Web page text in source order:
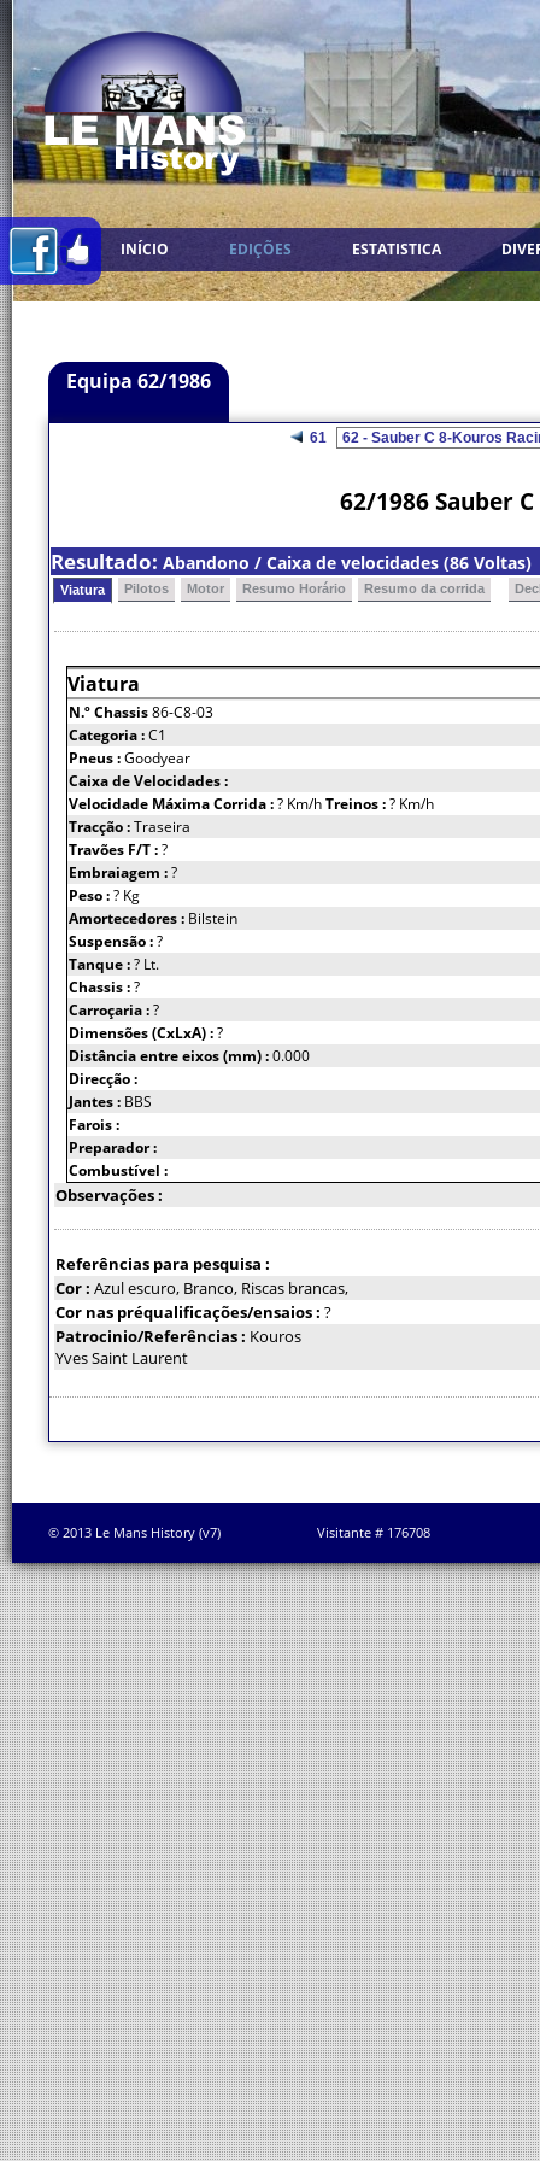
INÍCIO EDIÇÕES ESTATISTICA
Equipa 62/1986
61
62/1986 Sauber
Resultado: Abandono / Caixa de velocidades (86 Voltas)
Viatura Pilotos Motor Resumo Horário Resumo da corrida
Viatura
N.º Chassis86-C8-03
Categoria :C1
Pneus :Goodyear
Caixa de Velocidades :
Velocidade Máxima Corrida :? Km/hTreinos :? Km/h
Tracção :Traseira
Travões F/T :?
Embraiagem :?
Peso :? Kg
Amortecedores : Bilstein
Suspensão :?
Tanque :? Lt.
Chassis :?
Carroçaria :?
Dimensões (CxLxA) :?
Distância entre eixos (mm) :0.000
Direcção :
Jantes : BBS
Farois :
Preparador :
Combustível :
Observações :
Referências para pesquisa :
Cor : Azul escuro, Branco, Riscas brancas,
Cor nas préqualificações/ensaios : ?
Patrocinio/Referências : Kouros
Yves Saint Laurent
© 2013 Le Mans History (v7) Visitante # 176708